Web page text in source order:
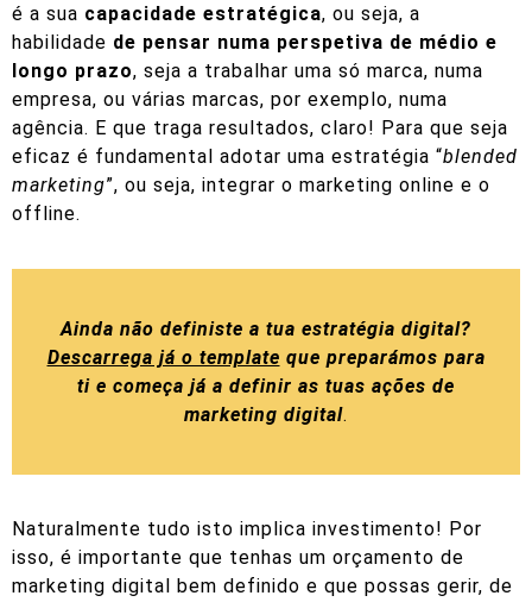
é a sua capacidade estratégica, ou seja, a
habilidade de pensar numa perspetiva de médio e
longo prazo, seja a trabalhar uma só marca, numa
empresa, ou várias marcas, por exemplo, numa
agência. E que traga resultados, claro! Para que seja
eficaz é fundamental adotar uma estratégia “blended
marketing”, ou seja, integrar o marketing online e o
offline.
Ainda não definiste a tua estratégia digital?
Descarrega já o template que preparámos para
ti e começa já a definir as tuas ações de
marketing digital.
Naturalmente tudo isto implica investimento! Por
isso, é importante que tenhas um orçamento de
marketing digital bem definido e que possas gerir, de